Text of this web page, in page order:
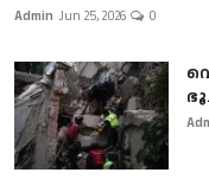
Admin Jun 25, 2026 0